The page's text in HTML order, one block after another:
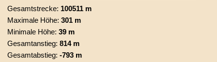
Gesamtstrecke: 100511 m
Maximale Höhe: 301 m
Minimale Höhe: 39 m
Gesamtanstieg: 814 m
Gesamtabstieg: -793 m